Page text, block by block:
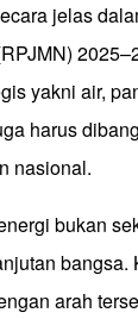
jelas
yakni air,
harus
nasional.
bukan
arah